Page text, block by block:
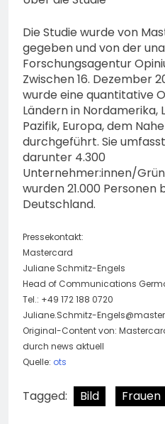
Die Studie wurde von
gegeben und von der
Forschungsagentur
Zwischen 16. Dezember
wurde eine quantitative
Ländern in Nordamerika,
Pazifik, Europa, dem
durchgeführt. Sie
darunter 4.300
Unternehmer:innen/
wurden 21.000 Personen
Deutschland.
Pressekontakt:
Mastercard
Juliane Schmitz-Engels
Head of Communications
Tel.: +49 172 188 0720
Juliane.Schmitz-
Original-Content von:
durch news aktuell
Quelle: ots
Tagged: Bild Frauen